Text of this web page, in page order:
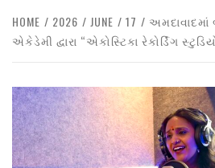
HOME 2026 JUNE 17
એકેડેમી દ્વારા “એકોસ્ટિકા રેકોર્ડિંગ